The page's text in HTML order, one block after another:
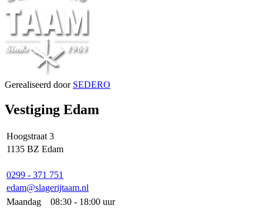
Gerealiseerd door SEDERO
Vestiging Edam
Hoogstraat 3
1135 BZ Edam
0299 - 371 751
edam@slagerijtaam.nl
Maandag
08:30 - 18:00 uur